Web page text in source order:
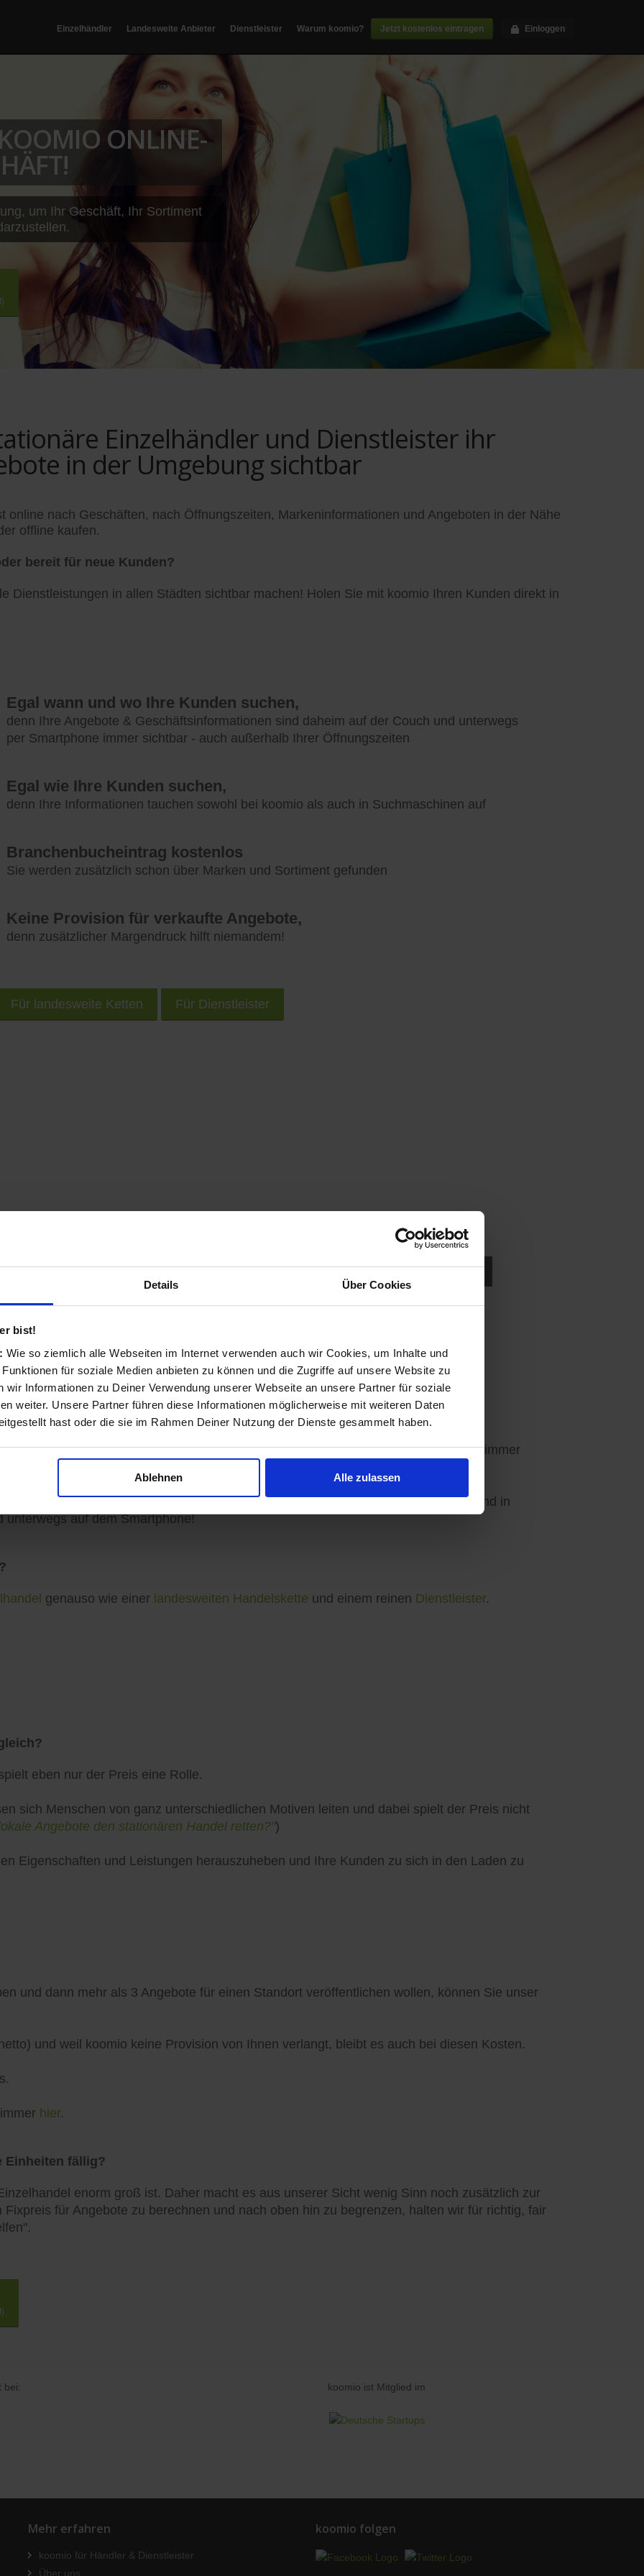
Details Über Cookies
bist!
Wie so ziemlich alle Webseiten im Internet verwenden auch wir Cookies, um Inhalte und
für soziale Medien anbieten zu können und die Zugriffe auf unsere Website zu
wir Informationen zu Deiner Verwendung unserer Webseite an unsere Partner für soziale
weiter. Unsere Partner führen diese Informationen möglicherweise mit weiteren Daten
hast oder die sie im Rahmen Deiner Nutzung der Dienste gesammelt haben.
Ablehnen Alle zulassen
Einzelhändler Landesweite Anbieter Dienstleister Warum koomio? Jetzt kostenlos eintragen Einloggen
ONLINE-
um Ihr Geschäft, Ihr Sortiment
Einzelhändler und Dienstleister ihr
in der Umgebung sichtbar
online nach Geschäften, nach Öffnungszeiten, Markeninformationen und Angeboten in der Nähe
offline kaufen.
bereit für neue Kunden?
Dienstleistungen in allen Städten sichtbar machen! Holen Sie mit koomio Ihren Kunden direkt in
Egal wann und wo Ihre Kunden suchen,
denn Ihre Angebote & Geschäftsinformationen sind daheim auf der Couch und unterwegs
per Smartphone immer sichtbar - auch außerhalb Ihrer Öffnungszeiten
Egal wie Ihre Kunden suchen,
denn Ihre Informationen tauchen sowohl bei koomio als auch in Suchmaschinen auf
Branchenbucheintrag kostenlos
Sie werden zusätzlich schon über Marken und Sortiment gefunden
Keine Provision für verkaufte Angebote,
denn zusätzlicher Margendruck hilft niemandem!
Für landesweite Ketten Für Dienstleister
Smartphone unterwegs nach Geschäften und Produkten in der Nähe suchen.
transparent
und Dienstleister entstanden und auf Ihre Wünsche abgestimmt.
vervollständigen, Angebote veröffentlichen - 3 Angebote sind für Sie immer
zu Ihren Kunden gelangen: Auf der koomio-Webseite, in unseren Apps und in
unterwegs auf dem Smartphone!
genauso wie einer landesweiten Handelskette und einem reinen Dienstleister.
eben nur der Preis eine Rolle.
sich Menschen von ganz unterschiedlichen Motiven leiten und dabei spielt der Preis nicht
Angebote den stationären Handel retten?")
Eigenschaften und Leistungen herauszuheben und Ihre Kunden zu sich in den Laden zu
und dann mehr als 3 Angebote für einen Standort veröffentlichen wollen, können Sie unser
und weil koomio keine Provision von Ihnen verlangt, bleibt es auch bei diesen Kosten.
hier.
Einheiten fällig?
enorm groß ist. Daher macht es aus unserer Sicht wenig Sinn noch zusätzlich zur
für Angebote zu berechnen und nach oben hin zu begrenzen, halten wir für richtig, fair
bei: koomio ist Mitglied im
Mehr erfahren
koomio für Händler & Dienstleister
Über uns
koomio folgen